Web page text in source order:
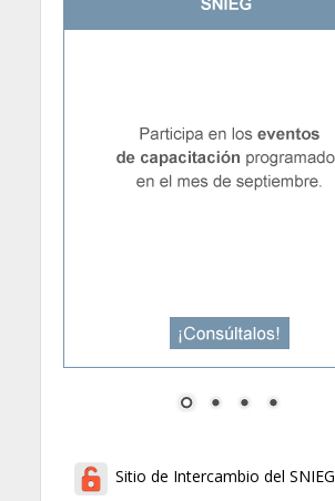
Sitio de Intercambio del SNIEG